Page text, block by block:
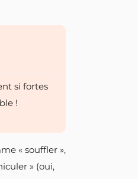
si fortes
!
« souffler »,
» (oui,